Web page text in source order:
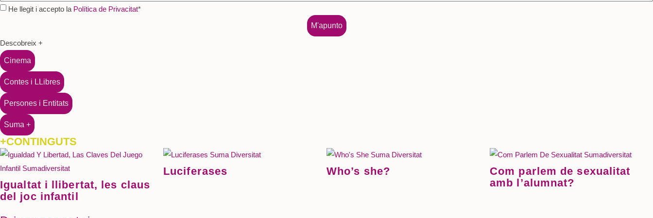
He llegit i accepto la Política de Privacitat*
M'apunto
Descobreix +
Cinema
Contes i LLibres
Persones i Entitats
Suma +
+CONTINGUTS
Igualtat i llibertat, les claus
del joc infantil
Luciferases Who’s she?
Com parlem de sexualitat
amb l’alumnat?